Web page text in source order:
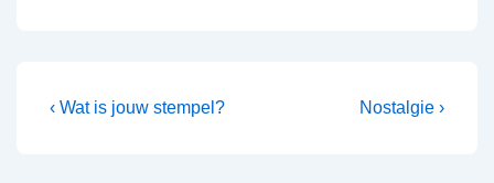
Bericht
Vorig
‹ Wat is jouw stempel?
Volgende
Nostalgie ›